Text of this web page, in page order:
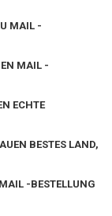
MAIL -
MAIL -
ECHTE
BESTES LAND,
-BESTELLUNG